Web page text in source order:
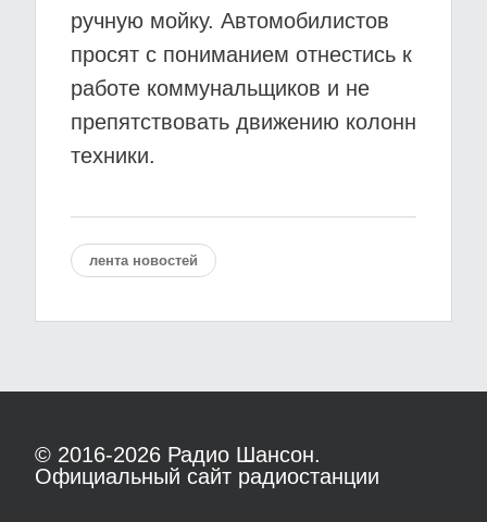
ручную мойку. Автомобилистов
просят с пониманием отнестись к
работе коммунальщиков и не
препятствовать движению колонн
техники.
лента новостей
© 2016-2026 Радио Шансон.
Официальный сайт радиостанции